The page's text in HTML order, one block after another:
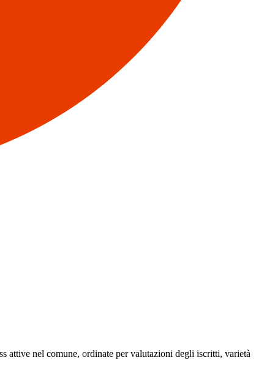
attive nel comune, ordinate per valutazioni degli iscritti, varietà